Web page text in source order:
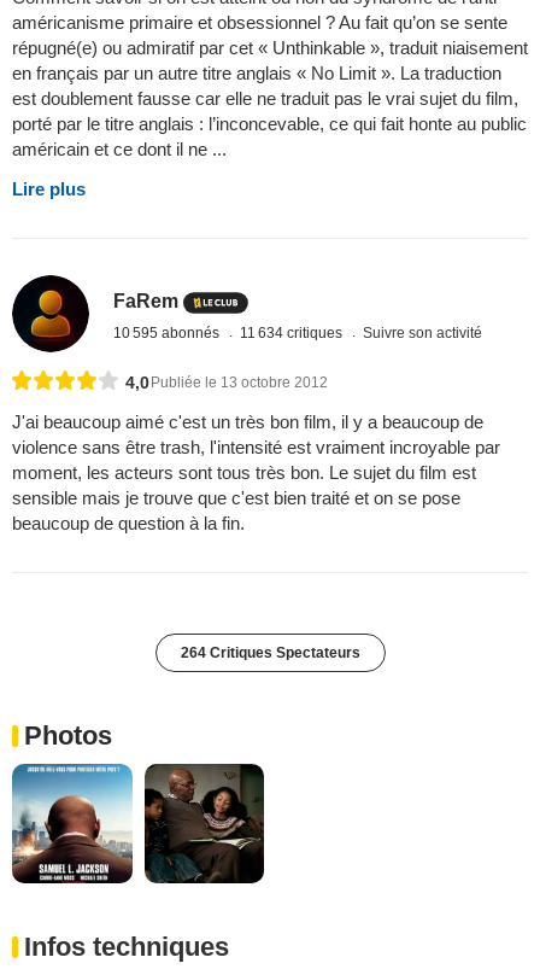
américanisme primaire et obsessionnel ? Au fait qu’on se sente
répugné(e) ou admiratif par cet « Unthinkable », traduit niaisement
en français par un autre titre anglais « No Limit ». La traduction
est doublement fausse car elle ne traduit pas le vrai sujet du film,
porté par le titre anglais : l’inconcevable, ce qui fait honte au public
américain et ce dont il ne ...
Lire plus
FaRem
10 595 abonnés 11 634 critiques Suivre son activité
4,0 Publiée le 13 octobre 2012
J'ai beaucoup aimé c'est un très bon film, il y a beaucoup de
violence sans être trash, l'intensité est vraiment incroyable par
moment, les acteurs sont tous très bon. Le sujet du film est
sensible mais je trouve que c'est bien traité et on se pose
beaucoup de question à la fin.
264 Critiques Spectateurs
Photos
Infos techniques